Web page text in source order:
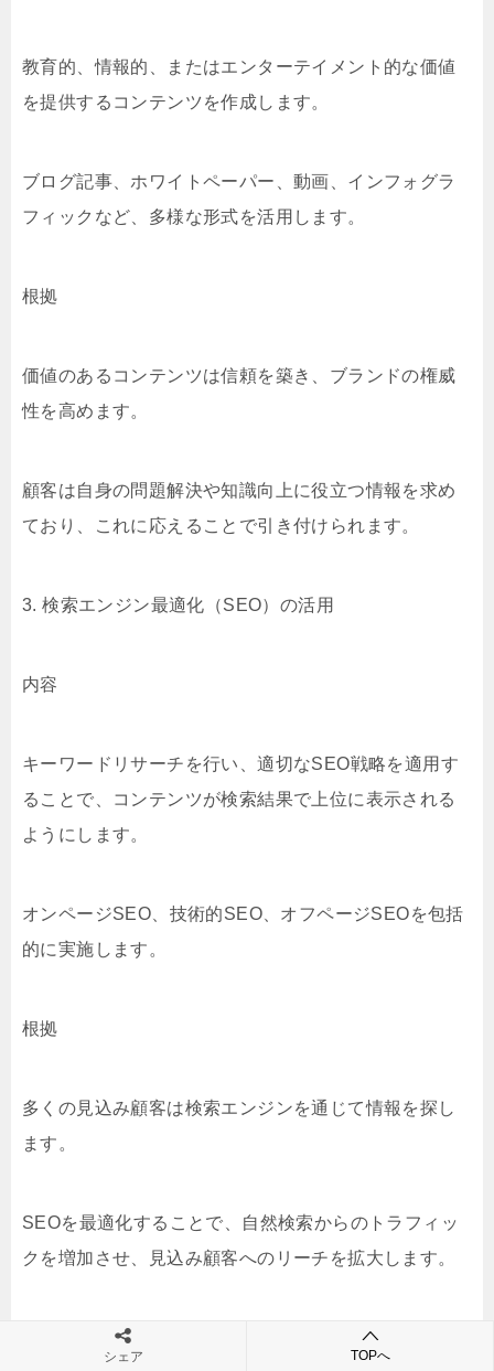
教育的、情報的、またはエンターテイメント的な価値
を提供するコンテンツを作成します。
ブログ記事、ホワイトペーパー、動画、インフォグラ
フィックなど、多様な形式を活用します。
根拠
価値のあるコンテンツは信頼を築き、ブランドの権威
性を高めます。
顧客は自身の問題解決や知識向上に役立つ情報を求め
ており、これに応えることで引き付けられます。
3. 検索エンジン最適化（SEO）の活用
内容
キーワードリサーチを行い、適切なSEO戦略を適用す
ることで、コンテンツが検索結果で上位に表示される
ようにします。
オンページSEO、技術的SEO、オフページSEOを包括
的に実施します。
根拠
多くの見込み顧客は検索エンジンを通じて情報を探し
ます。
SEOを最適化することで、自然検索からのトラフィッ
クを増加させ、見込み顧客へのリーチを拡大します。
4. マルチチャネル戦略の導入
シェア TOPへ